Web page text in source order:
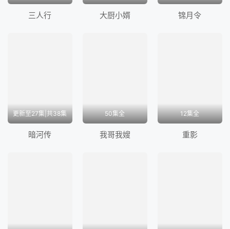
然而，当吴楚琳再次出现认出他就是昔日恋人沈云时，
为了大义，他只能再一次推开吴楚琳。直到吴楚琳被日
三人行 大厨小婿 锦月令
更新至27集|共38集
暗河传
50集全
我哥我嫂
12集全
重影